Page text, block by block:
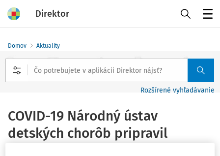
Direktor
Domov Aktuality
Rozšírené vyhľadávanie
COVID-19 Národný ústav
detských chorôb pripravil